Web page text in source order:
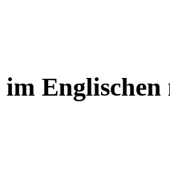
Englischen